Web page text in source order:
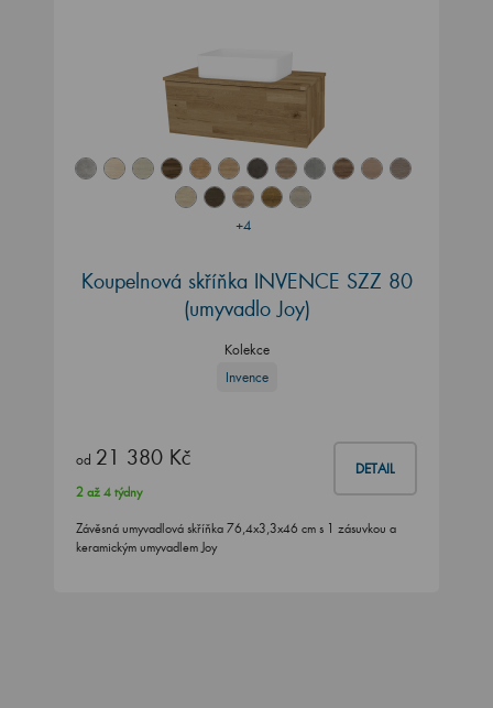
+4
Koupelnová skříňka INVENCE SZZ 80
(umyvadlo Joy)
Kolekce
Invence
od 21 380 Kč DETAIL
2 až 4 týdny
Závěsná umyvadlová skříňka 76,4x3,3x46 cm s 1 zásuvkou a
keramickým umyvadlem Joy